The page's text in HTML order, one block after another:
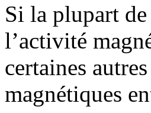
Si la plupart
l’activité
certaines
magnétiques